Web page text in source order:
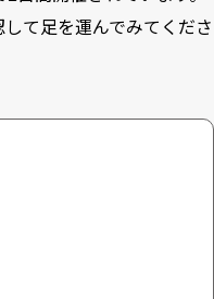
て足を運んでみてくださ